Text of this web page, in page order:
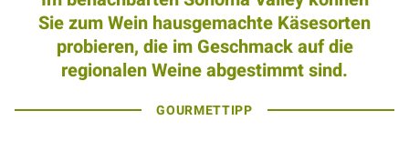
Sie zum Wein hausgemachte Käsesorten
probieren, die im Geschmack auf die
regionalen Weine abgestimmt sind.
GOURMETTIPP